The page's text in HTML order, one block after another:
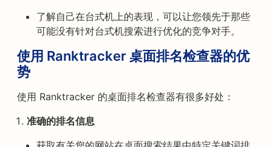
了解自己在台式机上的表现，可以让您领先于那些
可能没有针对台式机搜索进行优化的竞争对手。
使用 Ranktracker 桌面排名检查器的优
势
使用 Ranktracker 的桌面排名检查器有很多好处：
准确的排名信息